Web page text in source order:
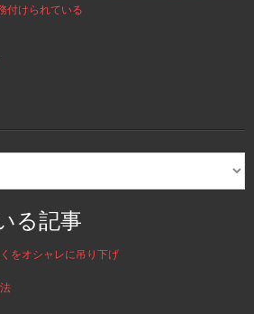
付けられている
る記事
をオシャレに吊り下げ